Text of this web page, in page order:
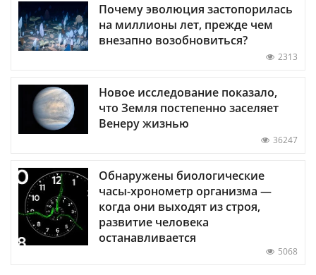
Почему эволюция застопорилась
на миллионы лет, прежде чем
внезапно возобновиться?
2313
Новое исследование показало,
что Земля постепенно заселяет
Венеру жизнью
36247
Обнаружены биологические
часы-хронометр организма —
когда они выходят из строя,
развитие человека
останавливается
5068